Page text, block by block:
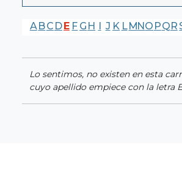
A BC DE F G H I J K LMNO PQR
Lo sentimos, no existen en esta
cuyo apellido empiece con la letra E